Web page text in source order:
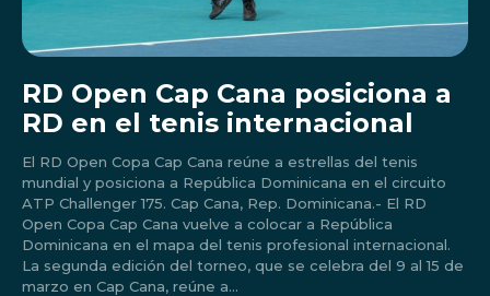
Don't miss
out!
Sing up for our newsletter
to stay in the loop.
RD Open Cap Cana posiciona a
RD en el tenis internacional
El RD Open Copa Cap Cana reúne a estrellas del tenis
mundial y posiciona a República Dominicana en el circuito
ATP Challenger 175. Cap Cana, Rep. Dominicana.- El RD
Open Copa Cap Cana vuelve a colocar a República
Dominicana en el mapa del tenis profesional internacional.
La segunda edición del torneo, que se celebra del 9 al 15 de
marzo en Cap Cana, reúne a...